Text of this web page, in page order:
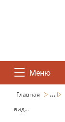
Меню
Главная ...
вид...